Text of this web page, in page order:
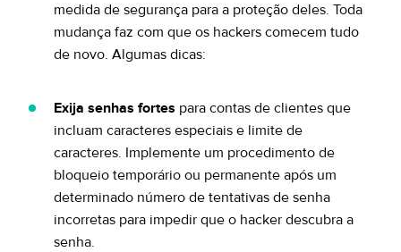
medida de segurança para a proteção deles. Toda
mudança faz com que os hackers comecem tudo
de novo. Algumas dicas:
Exija senhas fortes para contas de clientes que
incluam caracteres especiais e limite de
caracteres. Implemente um procedimento de
bloqueio temporário ou permanente após um
determinado número de tentativas de senha
incorretas para impedir que o hacker descubra a
senha.